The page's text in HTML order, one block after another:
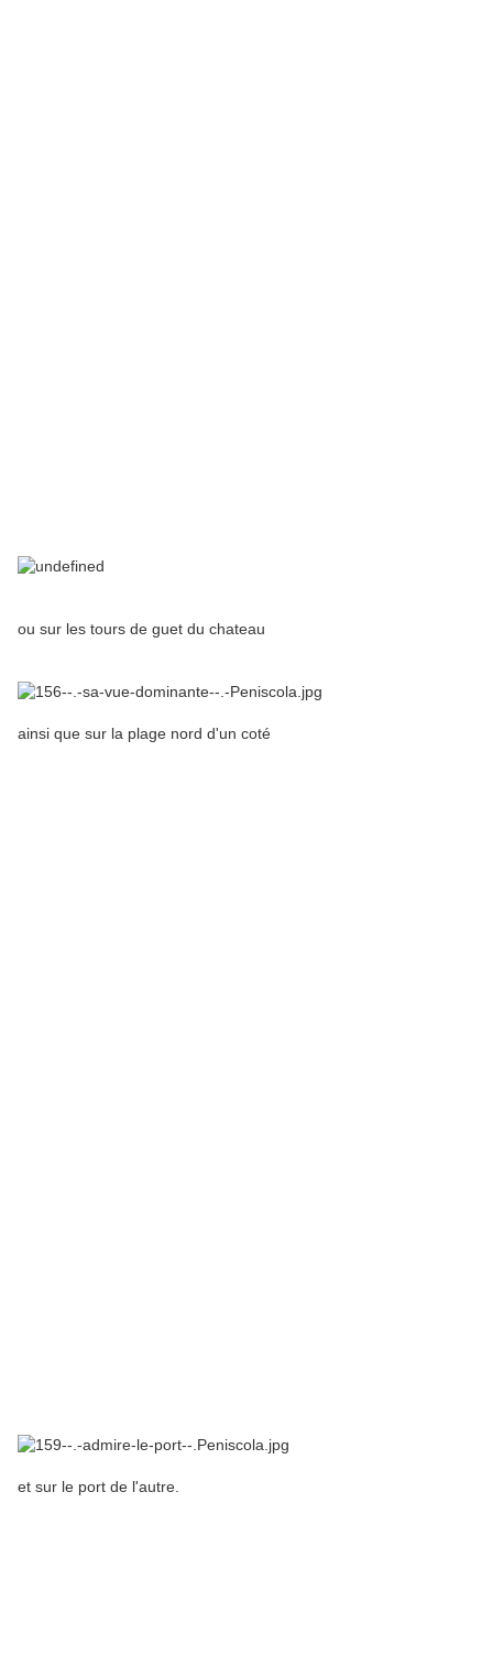
ou sur les tours de guet du chateau
ainsi que sur la plage nord d'un coté
et sur le port de l'autre.